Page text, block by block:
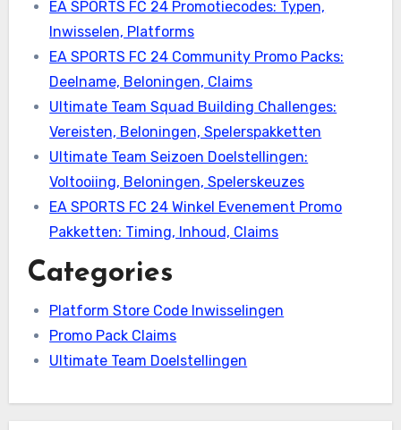
EA SPORTS FC 24 Promotiecodes: Typen,
Inwisselen, Platforms
EA SPORTS FC 24 Community Promo Packs:
Deelname, Beloningen, Claims
Ultimate Team Squad Building Challenges:
Vereisten, Beloningen, Spelerspakketten
Ultimate Team Seizoen Doelstellingen:
Voltooiing, Beloningen, Spelerskeuzes
EA SPORTS FC 24 Winkel Evenement Promo
Pakketten: Timing, Inhoud, Claims
Categories
Platform Store Code Inwisselingen
Promo Pack Claims
Ultimate Team Doelstellingen